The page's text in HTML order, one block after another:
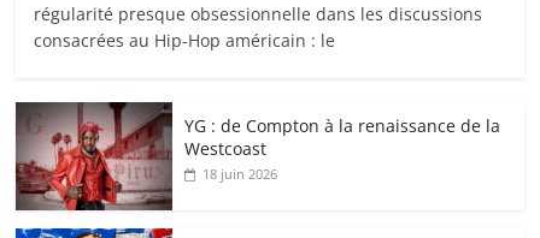
régularité presque obsessionnelle dans les discussions
consacrées au Hip-Hop américain : le
YG : de Compton à la renaissance de la
Westcoast
18 juin 2026